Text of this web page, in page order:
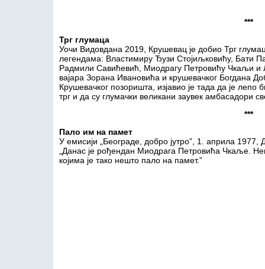
***
Трг глумаца
Уочи Видовдана 2019, Крушевац је добио Трг
легендама: Властимиру Ђузи Стојиљковићу, Бати
Радмили Савићевић, Миодрагу Петровићу Чкаљи и
вајара Зорана Ивановића и крушевачког Богдана
Крушевачког позоришта, изјавио је тада да је
трг и да су глумачки великани заувек амбасадори
***
Пало им на памет
У емисији „Београде, добро јутро”, 1. априла 1977,
„Данас је рођендан Миодрага Петровића Чкаље.
којима је тако нешто пало на памет.”